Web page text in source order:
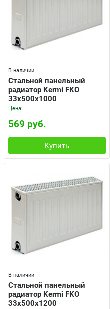
В наличии
Cтальной панельный
радиатор Kermi FKO
33x500x1000
Цена:
569 руб.
Купить
В наличии
Cтальной панельный
радиатор Kermi FKO
33x500x1200